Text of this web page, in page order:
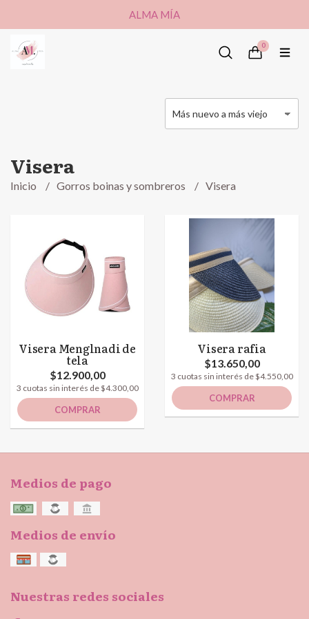
ALMA MÍA
0
Visera
Inicio Gorros boinas y sombreros Visera
Visera Menglnadi de
tela
$12.900,00
3 cuotas sin interés de $4.300,00
COMPRAR
Visera rafia
$13.650,00
3 cuotas sin interés de $4.550,00
COMPRAR
Medios de pago
Medios de envío
Nuestras redes sociales